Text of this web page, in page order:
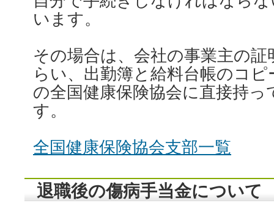
います。
その場合は、会社の事業主の
らい、出勤簿と給料台帳のコ
の全国健康保険協会に直接持
す。
全国健康保険協会支部一覧
退職後の傷病手当金について